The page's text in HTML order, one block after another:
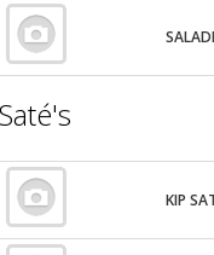
Saté's
KIP